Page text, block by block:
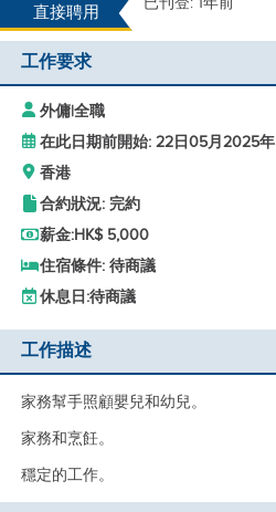
直接聘用
工作要求
外傭|全職
在此日期前開始: 22日05月2025年
香港
合約狀況: 完約
薪金:HK$ 5,000
住宿條件: 待商議
休息日:待商議
工作描述
家務幫手照顧嬰兒和幼兒。
家務和烹飪。
穩定的工作。